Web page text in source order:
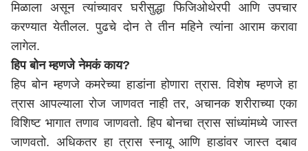
मिळाला असून त्यांच्यावर घरीसुद्धा फिजिओथेरपी आणि उपचार
करण्यात येतीलल. पुढचे दोन ते तीन महिने त्यांना आराम करावा
लागेल.
हिप बोन म्हणजे नेमकं काय?
हिप बोन म्हणजे कमरेच्या हाडांना होणारा त्रास. विशेष म्हणजे हा
त्रास आपल्याला रोज जाणवत नाही तर, अचानक शरीराच्या एका
विशिष्ट भागात तणाव जाणवतो. हिप बोनचा त्रास सांध्यांमध्ये जास्त
जाणवतो. अधिकतर हा त्रास स्नायू आणि हाडांवर जास्त दबाव